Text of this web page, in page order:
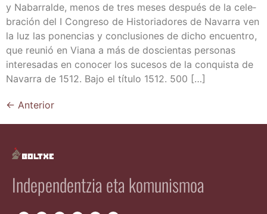
y Naba­rral­de, menos de tres meses des­pués de la cele­
bra­ción del I Con­gre­so de His­to­ria­do­res de Nava­rra ven
la luz las ponen­cias y con­clu­sio­nes de dicho encuen­tro,
que reu­nió en Via­na a más de dos­cien­tas per­so­nas
intere­sa­das en cono­cer los suce­sos de la con­quis­ta de
Nava­rra de 1512. Bajo el títu­lo 1512. 500 […]
← Anterior
Independentzia eta komunismoa